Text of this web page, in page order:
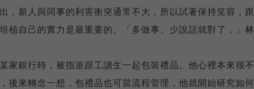
，新人與同事的利害衝突通常不大，所以試著保持笑容，跟
植自己的實力是最重要的。「多做事、少說話就對了，」林
家銀行時，被指派跟工讀生一起包裝禮品。他心裡本來很不
後來轉念一想，包禮品也可當流程管理，他就開始研究如何